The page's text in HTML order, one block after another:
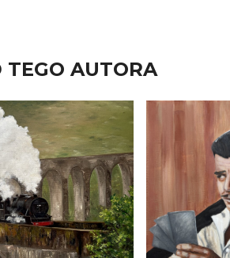
TEGO AUTORA